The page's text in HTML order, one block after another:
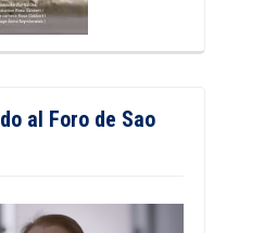
al Foro de Sao